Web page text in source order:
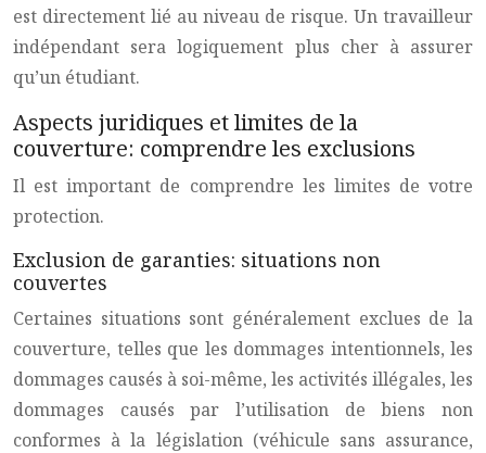
est directement lié au niveau de risque. Un travailleur
indépendant sera logiquement plus cher à assurer
qu’un étudiant.
Aspects juridiques et limites de la
couverture: comprendre les exclusions
Il est important de comprendre les limites de votre
protection.
Exclusion de garanties: situations non
couvertes
Certaines situations sont généralement exclues de la
couverture, telles que les dommages intentionnels, les
dommages causés à soi-même, les activités illégales, les
dommages causés par l’utilisation de biens non
conformes à la législation (véhicule sans assurance,